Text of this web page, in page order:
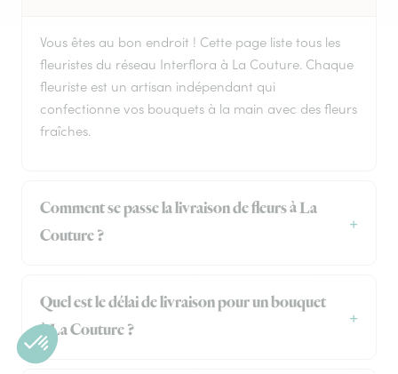
Vous êtes au bon endroit ! Cette page liste tous les
fleuristes du réseau Interflora à La Couture. Chaque
fleuriste est un artisan indépendant qui
confectionne vos bouquets à la main avec des fleurs
fraîches.
Comment se passe la livraison de fleurs à La
Couture ?
Quel est le délai de livraison pour un bouquet
à La Couture ?